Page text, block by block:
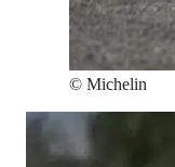
© Michelin